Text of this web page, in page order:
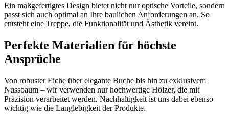
Ein maßgefertigtes Design bietet nicht nur optische Vorteile, sondern
passt sich auch optimal an Ihre baulichen Anforderungen an. So
entsteht eine Treppe, die Funktionalität und Ästhetik vereint.
Perfekte Materialien für höchste
Ansprüche
Von robuster Eiche über elegante Buche bis hin zu exklusivem
Nussbaum – wir verwenden nur hochwertige Hölzer, die mit
Präzision verarbeitet werden. Nachhaltigkeit ist uns dabei ebenso
wichtig wie die Langlebigkeit der Produkte.